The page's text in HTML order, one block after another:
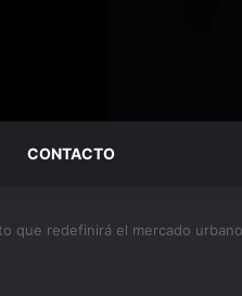
CONTACTO
que redefinirá el mercado